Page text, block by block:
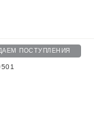
ПОСТУПЛЕНИЯ